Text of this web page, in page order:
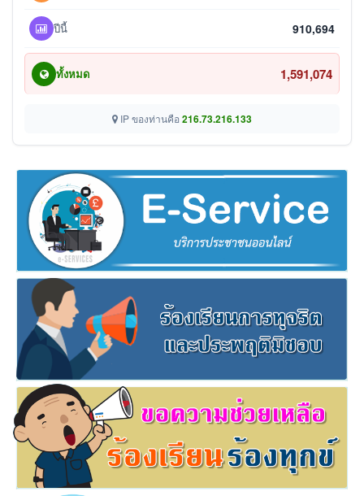
ปีนี้ 910,694
ทั้งหมด 1,591,074
IP ของท่านคือ 216.73.216.133